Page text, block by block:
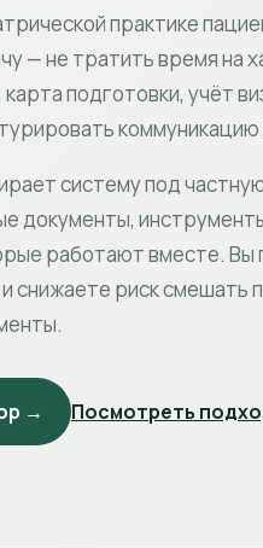
практике
— не тратить время на
подготовки, учёт
систему под
документы,
работают вместе. Вы
снижаете риск смешать
→ Посмотреть